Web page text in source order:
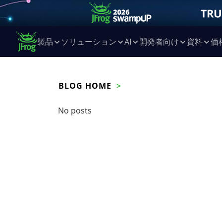
製品 ソリューション AI 開発者向け 資料 価
BLOG HOME
No posts